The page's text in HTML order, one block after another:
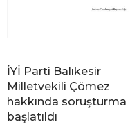
İYİ Parti Balıkesir
Milletvekili Çömez
hakkında soruşturma
başlatıldı